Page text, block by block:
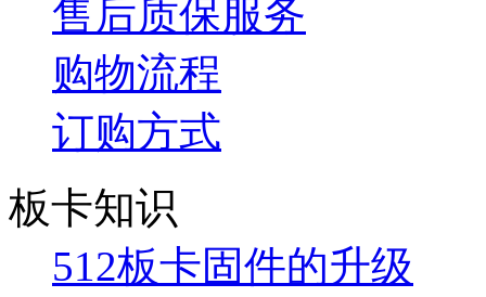
售后质保服务
购物流程
订购方式
板卡知识
512板卡固件的升级